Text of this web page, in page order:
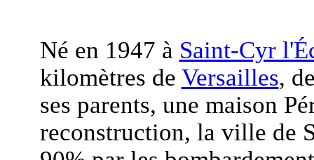
Né en 1947 à Saint-Cyr
kilomètres de Versailles,
ses parents, une maison
reconstruction, la ville de